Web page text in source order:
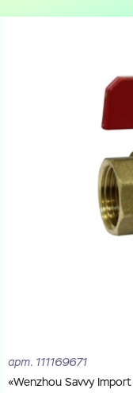
Купить как
Купить как юр.
Номер телефона
Номер телефона
Номер телефона
арт. 111169671
«Wenzhou Savvy